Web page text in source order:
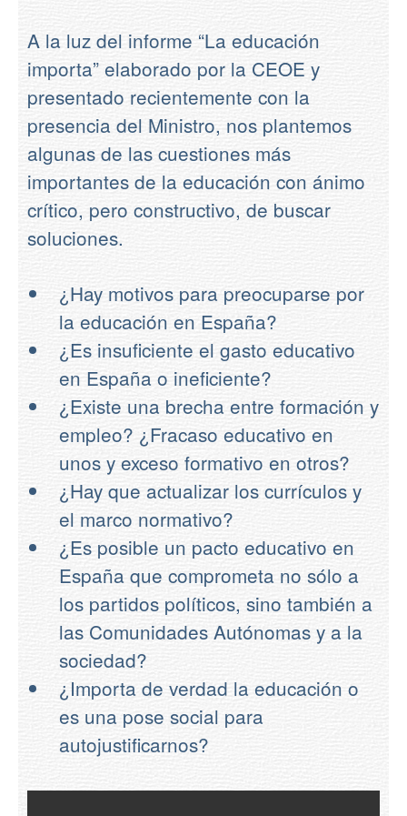
A la luz del informe “La educación
importa” elaborado por la CEOE y
presentado recientemente con la
presencia del Ministro, nos plantemos
algunas de las cuestiones más
importantes de la educación con ánimo
crítico, pero constructivo, de buscar
soluciones.
¿Hay motivos para preocuparse por
la educación en España?
¿Es insuficiente el gasto educativo
en España o ineficiente?
¿Existe una brecha entre formación y
empleo? ¿Fracaso educativo en
unos y exceso formativo en otros?
¿Hay que actualizar los currículos y
el marco normativo?
¿Es posible un pacto educativo en
España que comprometa no sólo a
los partidos políticos, sino también a
las Comunidades Autónomas y a la
sociedad?
¿Importa de verdad la educación o
es una pose social para
autojustificarnos?